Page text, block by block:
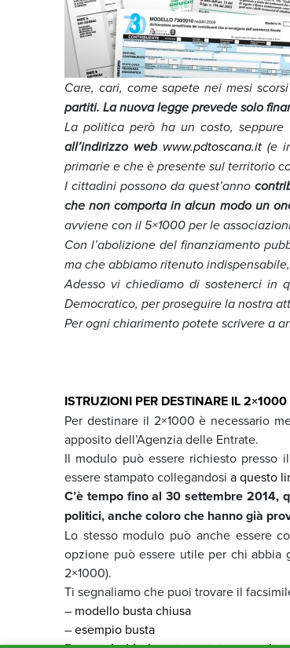
Care, cari, come sapete nei mesi scorsi
partiti. La nuova legge prevede solo
La politica però ha un costo, seppure
all’indirizzo web www.pdtoscana.it(e
primarie e che è presente sul territorio
I cittadini possono da quest’anno
che non comporta in alcun modo un
avviene con il 5×1000 per le
Con l’abolizione del finanziamento
ma che abbiamo ritenuto
Adesso vi chiediamo di sostenerci in
Democratico, per proseguire la nostra
Per ogni chiarimento potete scrivere a
ISTRUZIONI PER DESTINARE IL
Per destinare il 2×1000 è necessario
apposito dell’Agenzia delle Entrate.
Il modulo può essere richiesto presso
essere stampato collegandosi a questo
C’è tempo fino al 30 settembre
politici, anche coloro che hanno già
Lo stesso modulo può anche essere
opzione può essere utile per chi abbia
2×1000).
Ti segnaliamo che puoi trovare il
– modello busta chiusa
–esempio busta